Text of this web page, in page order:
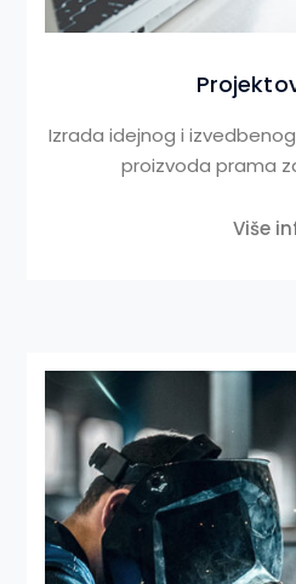
Izrada idejnog i
proizvoda prama
Više